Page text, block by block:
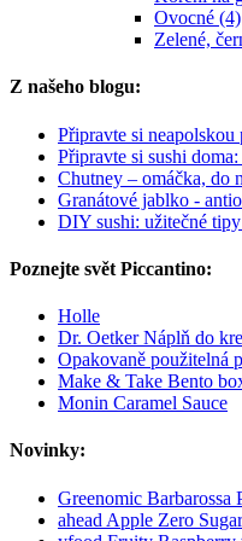
Ovocné (4)
Zelené,
Z našeho blogu:
Připravte si
Připravte si sushi
Chutney – omáčka, do
Granátové jablko -
DIY sushi: užitečné
Poznejte svět Piccantino:
Holle
Dr. Oetker Náplň do
Opakovaně použitelná
Make & Take Bento
Monin Caramel Sauce
Novinky:
Greenomic Barbarossa
ahead Apple Zero